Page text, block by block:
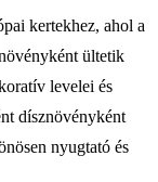
kertekhez, ahol a
ültetik
levelei és
dísznövényként
nyugtató és